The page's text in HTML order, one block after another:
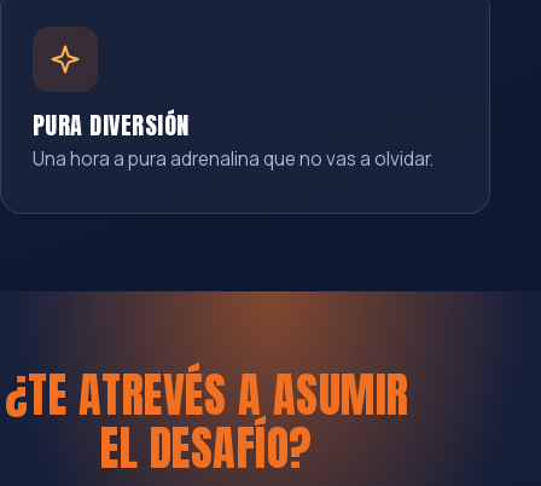
PURA DIVERSIÓN
Una hora a pura adrenalina que no vas a olvidar.
¿TE ATREVÉS A ASUMIR
EL DESAFÍO?